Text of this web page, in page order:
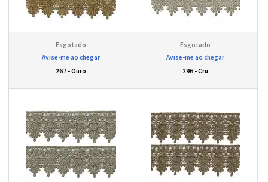
Avise-me ao chegar
267 - Ouro
Avise-me ao chegar
296 - Cru